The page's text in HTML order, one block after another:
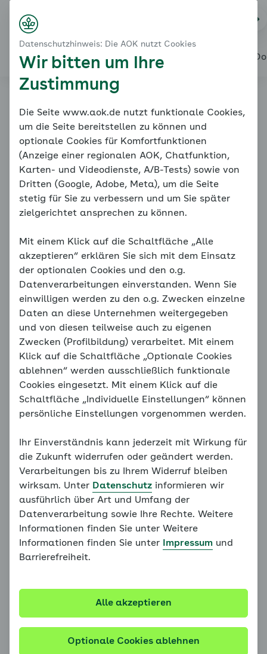
Alles über den Coach Mein Coach Meine
Wenn der Blutdruck nicht runter geht
Sekundäre Hypertonie und seltene Ursachen für
Sekundäre Hypertonieformen
Online-Coach
Bluthochdruck
Sekundäre Hypertonie und seltene Ursachen für
Therapieversagen
Sekundäre Hypertonieformen
Neben den zuvor geschilderten häufigen Ursachen,
warum der Blutdruck trotz der blutdrucksenkenden
Maßnahmen oben bleibt, gibt es auch eine Reihe von
seltenen Gründen. Dazu gehören sekundäre
Hypertonieformen. Sekundär bedeutet, dass die
Hochdruckerkrankung nicht direkt (primär) genetisch
oder durch einen ungesunden Lebensstil ausgelöst
wird, sondern indirekt (sekundär) durch eine andere
sekundärer Hypertonie nur der Bluthochdruck
behandelt wird und nicht die zugrunde liegende
Grunderkrankung, so kann der Blutdruck nicht
vollständig auf Normalwerte sinken.
Folgende sind solche Ursachen für
Therapieversagen, in absteigender Reihenfolge von
häufig nach selten:
Überproduktion von Botenstoffen wie
Nebennierenhormonen
Datenschutzhinweis: Die AOK nutzt Cookies
Wir bitten um Ihre
Zustimmung
Die Seite www.aok.de nutzt funktionale Cookies,
um die Seite bereitstellen zu können und
optionale Cookies für Komfortfunktionen
(Anzeige einer regionalen AOK, Chatfunktion,
Karten- und Videodienste, A/B-Tests) sowie von
Dritten (Google, Adobe, Meta), um die Seite
stetig für Sie zu verbessern und um Sie später
zielgerichtet ansprechen zu können.
Mit einem Klick auf die Schaltfläche „Alle
akzeptieren“ erklären Sie sich mit dem Einsatz
der optionalen Cookies und den o.g.
Datenverarbeitungen einverstanden. Wenn Sie
einwilligen werden zu den o.g. Zwecken einzelne
Daten an diese Unternehmen weitergegeben
und von diesen teilweise auch zu eigenen
Zwecken (Profilbildung) verarbeitet. Mit einem
Klick auf die Schaltfläche „Optionale Cookies
ablehnen“ werden ausschließlich funktionale
Cookies eingesetzt. Mit einem Klick auf die
Schaltfläche „Individuelle Einstellungen“ können
persönliche Einstellungen vorgenommen werden.
Ihr Einverständnis kann jederzeit mit Wirkung für
die Zukunft widerrufen oder geändert werden.
Verarbeitungen bis zu Ihrem Widerruf bleiben
wirksam. Unter Datenschutz informieren wir
ausführlich über Art und Umfang der
Datenverarbeitung sowie Ihre Rechte. Weitere
Informationen finden Sie unter Weitere
Informationen finden Sie unter
Impressum und
Barrierefreiheit.
Optionale Cookies ablehnen
Alle akzeptieren